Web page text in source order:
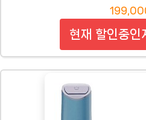
현재 할인중인